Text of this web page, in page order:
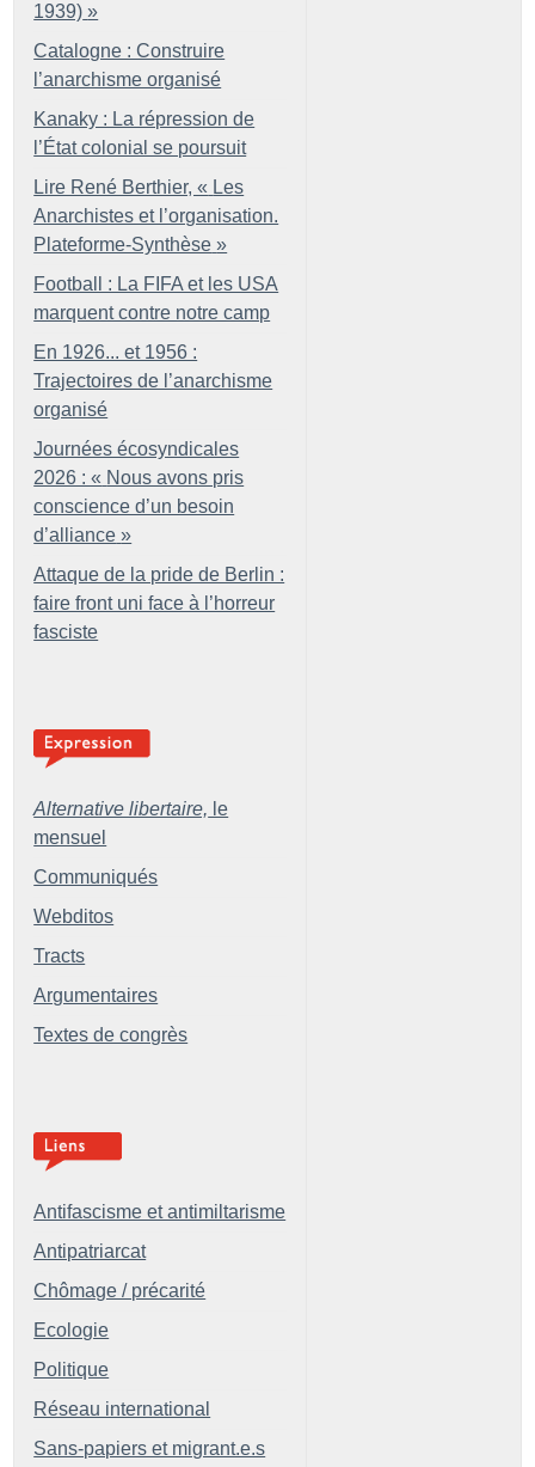
1939) »
Catalogne : Construire
l’anarchisme organisé
Kanaky : La répression de
l’État colonial se poursuit
Lire René Berthier, « Les
Anarchistes et l’organisation.
Plateforme-Synthèse »
Football : La FIFA et les USA
marquent contre notre camp
En 1926... et 1956 :
Trajectoires de l’anarchisme
organisé
Journées écosyndicales
2026 : « Nous avons pris
conscience d’un besoin
d’alliance »
Attaque de la pride de Berlin :
faire front uni face à l’horreur
fasciste
Alternative libertaire, le
mensuel
Communiqués
Webditos
Tracts
Argumentaires
Textes de congrès
Antifascisme et antimiltarisme
Antipatriarcat
Chômage / précarité
Ecologie
Politique
Réseau international
Sans-papiers et migrant.e.s